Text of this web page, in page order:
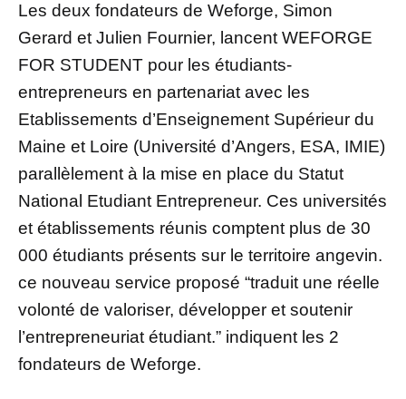
Les deux fondateurs de Weforge, Simon
Gerard et Julien Fournier, lancent WEFORGE
FOR STUDENT pour les étudiants-
entrepreneurs en partenariat avec les
Etablissements d’Enseignement Supérieur du
Maine et Loire (Université d’Angers, ESA, IMIE)
parallèlement à la mise en place du Statut
National Etudiant Entrepreneur. Ces universités
et établissements réunis comptent plus de 30
000 étudiants présents sur le territoire angevin.
ce nouveau service proposé “traduit une réelle
volonté de valoriser, développer et soutenir
l’entrepreneuriat étudiant.” indiquent les 2
fondateurs de Weforge.